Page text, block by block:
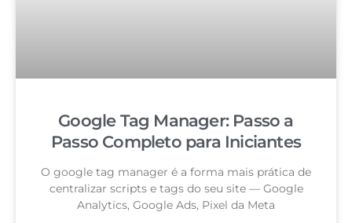
Google Tag Manager: Passo a
Passo Completo para Iniciantes
O google tag manager é a forma mais prática de
centralizar scripts e tags do seu site — Google
Analytics, Google Ads, Pixel da Meta